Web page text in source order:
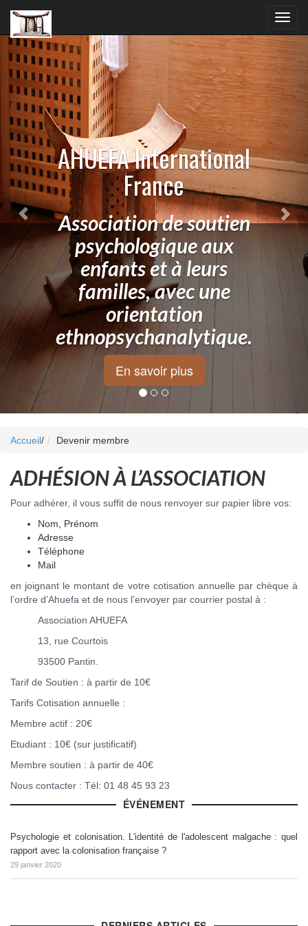
AHUEFA International
France
Association de soutien
psychologique aux
enfants et à leurs
familles, avec une
orientation
ethnopsychanalytique.
En savoir plus
Previous
Accueil/ Devenir membre
ADHÉSION À L’ASSOCIATION
Pour adhérer, il vous suffit de nous renvoyer sur papier libre vos:
Nom, Prénom
Adresse
Téléphone
Mail
en joignant le montant de votre cotisation annuelle par chèque à
l’ordre d’Ahuefa et de nous l’envoyer par courrier postal à :
Association AHUEFA
13, rue Courtois
93500 Pantin.
Tarif de Soutien : à partir de 10€
Tarifs Cotisation annuelle :
Membre actif : 20€
Etudiant : 10€ (sur justificatif)
Membre soutien : à partir de 40€
Nous contacter : Tél: 01 48 45 93 23
ÉVÉNEMENT
Psychologie et colonisation. L'identité de l'adolescent malgache : quel
rapport avec la colonisation française ?
29 janvier 2020